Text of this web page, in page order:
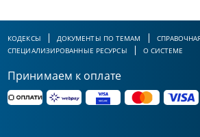
КОДЕКСЫ ДОКУМЕНТЫ ПО ТЕМАМ
СПЕЦИАЛИЗИРОВАННЫЕ РЕСУРСЫ
О СИСТЕМЕ
Принимаем к оплате